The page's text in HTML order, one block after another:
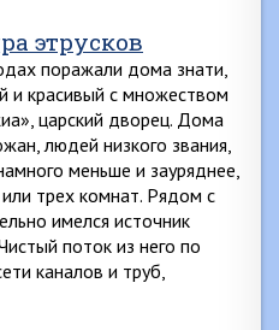
этрусков
поражали дома знати,
и красивый с множеством
царский дворец. Дома
людей низкого звания,
меньше и зауряднее,
трех комнат. Рядом с
имелся источник
поток из него по
каналов и труб,